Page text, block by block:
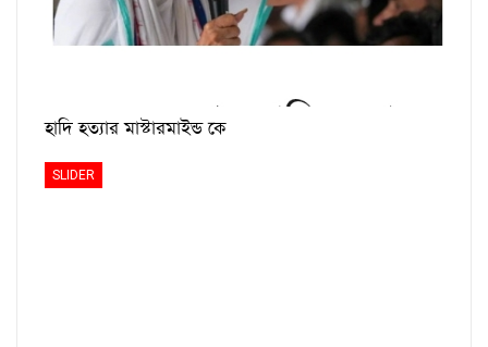
হাদি হত্যার মাস্টারমাইন্ড কে
SLIDER